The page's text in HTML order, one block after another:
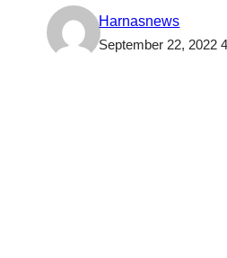
September 22, 2022
Harnasnews